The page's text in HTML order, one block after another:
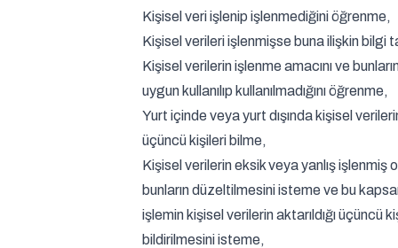
Kişisel veri işlenip işlenmediğini öğrenme,
Kişisel verileri işlenmişse buna ilişkin bilgi
Kişisel verilerin işlenme amacını ve
uygun kullanılıp kullanılmadığını öğrenme,
Yurt içinde veya yurt dışında kişisel
üçüncü kişileri bilme,
Kişisel verilerin eksik veya yanlış işlenmiş
bunların düzeltilmesini isteme ve bu
işlemin kişisel verilerin aktarıldığı üçüncü
bildirilmesini isteme,